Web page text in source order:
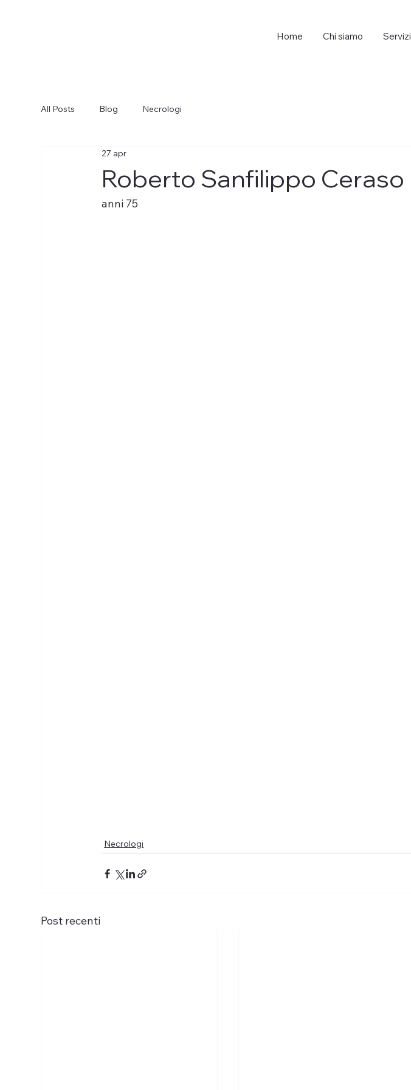
Home Chi siamo Servizi
All Posts Blog Necrologi
Roberto Sanfilippo Ceraso
27 apr
anni 75
Necrologi
Post recenti